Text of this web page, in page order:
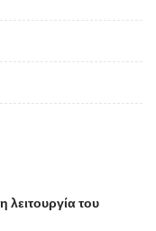
λειτουργία του